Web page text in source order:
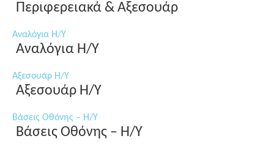
Περιφερειακά & Αξεσουάρ
Αναλόγια Η/Υ
Αναλόγια Η/Υ
Αξεσουάρ Η/Υ
Αξεσουάρ Η/Υ
Βάσεις Οθόνης – Η/Υ
Βάσεις Οθόνης – Η/Υ